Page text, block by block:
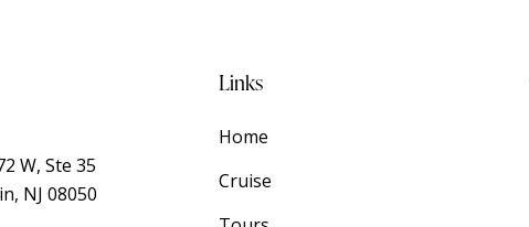
W, Ste 35
NJ 08050
Links
Home
Cruise